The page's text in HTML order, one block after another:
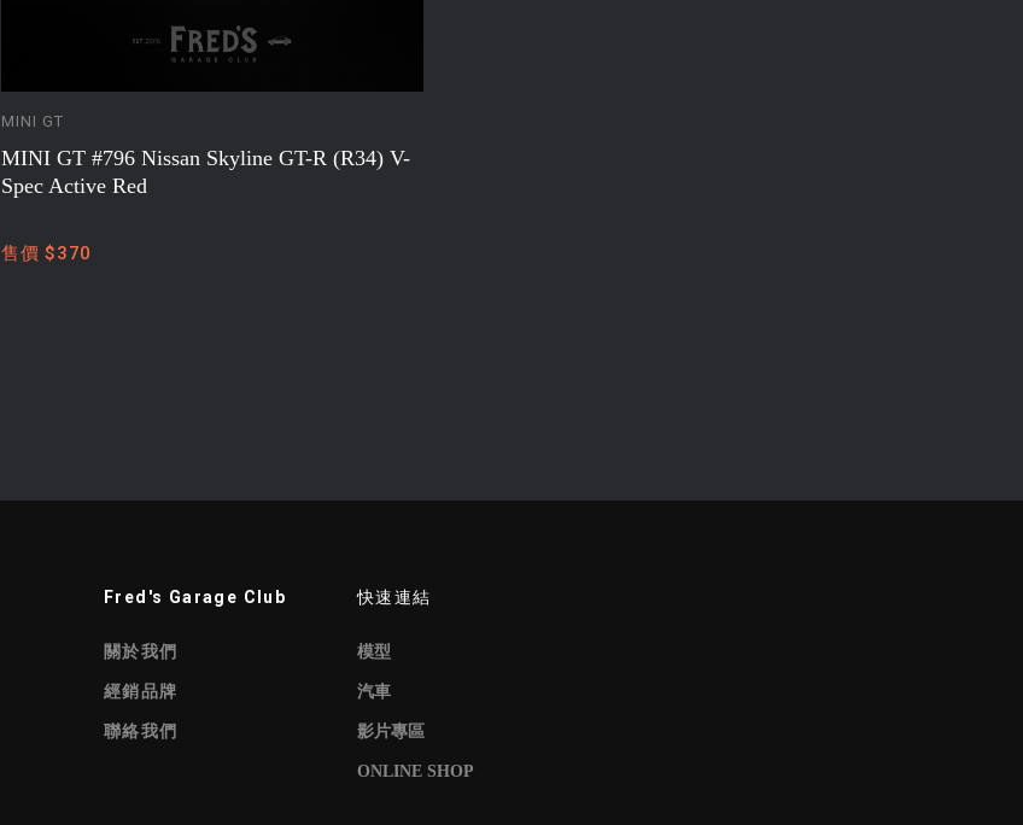
MINI GT
MINI GT #796 Nissan Skyline GT-R (R34) V-
Spec Active Red
售價 $370
Fred's Garage Club
關於我們
經銷品牌
聯絡我們
快速連結
模型
汽車
影片專區
ONLINE SHOP